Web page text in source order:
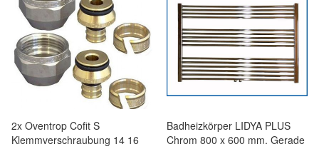
2x Oventrop Cofit S
Klemmverschraubung 14 16
Badheizkörper LIDYA PLUS
Chrom 800 x 600 mm. Gerade